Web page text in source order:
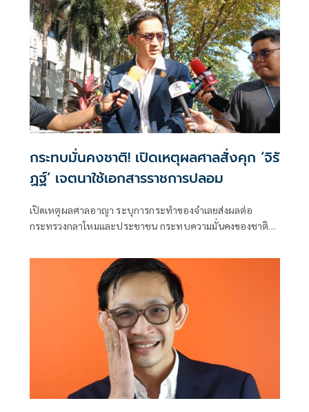
กระทบมั่นคงชาติ! เปิดเหตุผลศาลสั่งคุก ‘จิรั
ฏฐ์’ เจตนาใช้เอกสารราชการปลอม
เปิดเหตุผลศาลอาญา ระบุการกระทำของจำเลยส่งผลต่อ
กระทรวงกลาโหมและประชาชน กระทบความมั่นคงของชาติ